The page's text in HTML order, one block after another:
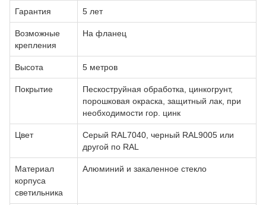
Гарантия 5 лет
Возможные
крепления
На фланец
Высота 5 метров
Покрытие
Пескоструйная обработка, цинкогрунт,
порошковая окраска, защитный лак, при
необходимости гор. цинк
Цвет
Серый RAL7040, черный RAL9005 или
другой по RAL
Материал
корпуса
светильника
Алюминий и закаленное стекло